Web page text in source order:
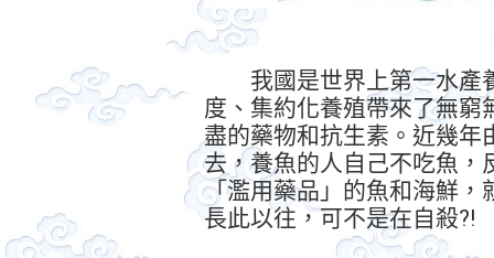
我國是世界上第一水產
度、集約化養殖帶來了無窮
盡的藥物和抗生素。近幾年
去，養魚的人自己不吃魚，
「濫用藥品」的魚和海鮮，
長此以往，可不是在自殺?!